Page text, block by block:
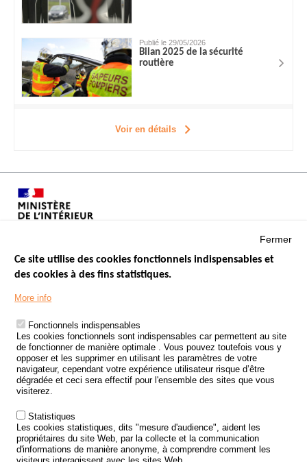
Publié le 29/05/2026
Bilan 2025 de la sécurité
routière
Voir en détails
Menu
Footer
LES SITES PUBLICS
ÉTAT DE L’INSÉCURITÉ ROUTIÈRE
TRAITEMENT DES DONNÉES PERSONNELLES DES ACCIDENTS DE
LA ROUTE
ETUDES ET RECHERCHES
APPEL À PROJETS
POLITIQUE DE SÉCURITÉ ROUTIÈRE
Outils
AGENDA
Fermer
Ce site utilise des cookies fonctionnels indispensables et
des cookies à des fins statistiques.
More info
Fonctionnels indispensables
Les cookies fonctionnels sont indispensables car permettent au site
de fonctionner de manière optimale . Vous pouvez toutefois vous y
opposer et les supprimer en utilisant les paramètres de votre
navigateur, cependant votre expérience utilisateur risque d’être
dégradée et ceci sera effectif pour l'ensemble des sites que vous
visiterez.
Statistiques
Les cookies statistiques, dits "mesure d'audience", aident les
propriétaires du site Web, par la collecte et la communication
d'informations de manière anonyme, à comprendre comment les